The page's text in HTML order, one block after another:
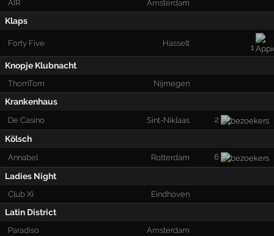
AIR Amsterdam
Klaps
Forty Five Hasselt 1
Knopje Klubnacht
ThomTom Nijmegen
Krankenhaus
De Casino Sint-Niklaas 2
Kölsch
Annabel Rotterdam 6
Ladies Night
Club Xi Eindhoven
Latin District
Paradiso Amsterdam